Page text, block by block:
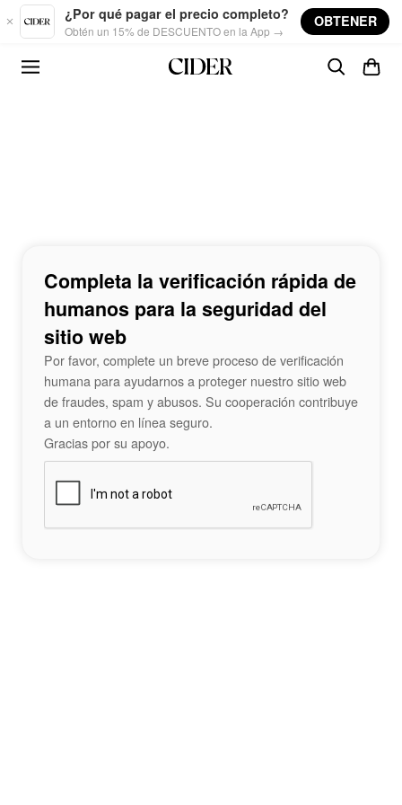
Skip to main content
¿Por qué pagar el precio completo?
Obtén un 15% de DESCUENTO en la App →
OBTENER
Completa la verificación rápida de
humanos para la seguridad del
sitio web
Por favor, complete un breve proceso de verificación
humana para ayudarnos a proteger nuestro sitio web
de fraudes, spam y abusos. Su cooperación contribuye
a un entorno en línea seguro.
Gracias por su apoyo.